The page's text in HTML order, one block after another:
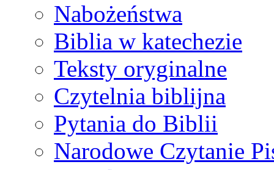
Nabożeństwa
Biblia w katechezie
Teksty oryginalne
Czytelnia biblijna
Pytania do Biblii
Narodowe Czytanie